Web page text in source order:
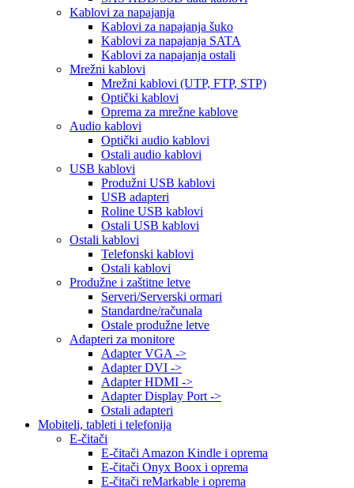
Kablovi za napajanja
Kablovi za napajanja šuko
Kablovi za napajanja SATA
Kablovi za napajanja ostali
Mrežni kablovi
Mrežni kablovi (UTP, FTP, STP)
Optički kablovi
Oprema za mrežne kablove
Audio kablovi
Optički audio kablovi
Ostali audio kablovi
USB kablovi
Produžni USB kablovi
USB adapteri
Roline USB kablovi
Ostali USB kablovi
Ostali kablovi
Telefonski kablovi
Ostali kablovi
Produžne i zaštitne letve
Serveri/Serverski ormari
Standardne/računala
Ostale produžne letve
Adapteri za monitore
Adapter VGA ->
Adapter DVI ->
Adapter HDMI ->
Adapter Display Port ->
Ostali adapteri
Mobiteli, tableti i telefonija
E-čitači
E-čitači Amazon Kindle i oprema
E-čitači Onyx Boox i oprema
E-čitači reMarkable i oprema